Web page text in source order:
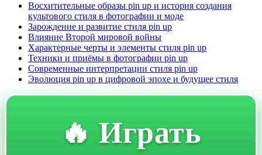
Восхитительные образы pin up и история создания
культового стиля в фотографии и моде
Зарождение и развитие стиля pin up
Влияние Второй мировой войны
Характерные черты и элементы стиля pin up
Техники и приёмы в фотографии pin up
Современные интерпретации стиля pin up
Эволюция pin up в цифровой эпохе и будущее стиля
🔥 Играть